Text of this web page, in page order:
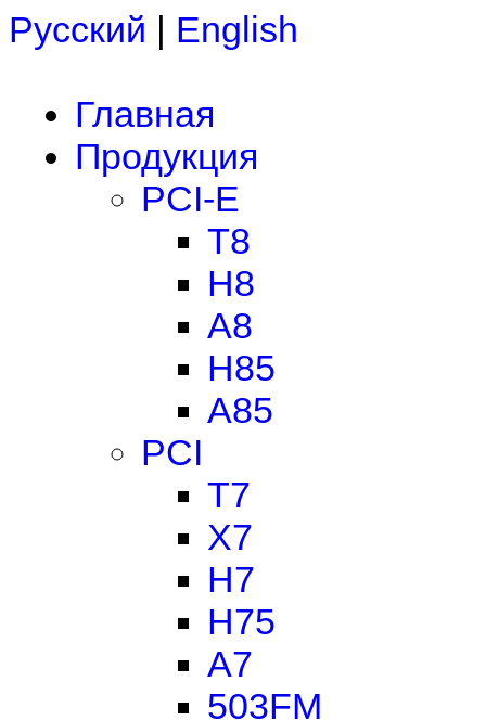
Русский | English
Главная
Продукция
PCI-E
T8
H8
A8
H85
A85
PCI
T7
X7
H7
H75
A7
503FM